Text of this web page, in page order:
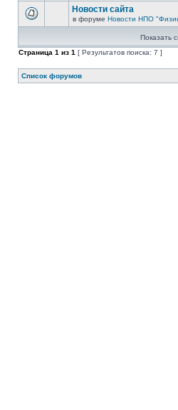
Новости сайта
в форуме Новости НПО
Показать
Страница 1 из 1 [ Результатов поиска: 7 ]
Список форумов